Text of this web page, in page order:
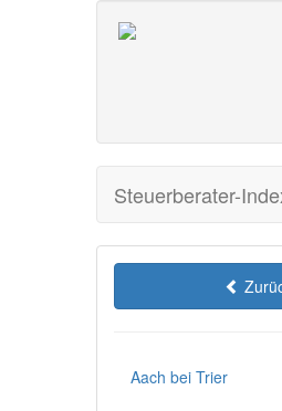
Steuerberater-
Aach bei Trier